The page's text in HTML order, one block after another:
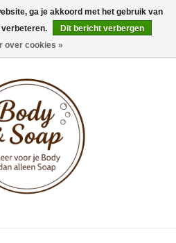
0 Artikelen - €0,00
ga je akkoord met het gebruik van
Dit bericht verbergen
over cookies »